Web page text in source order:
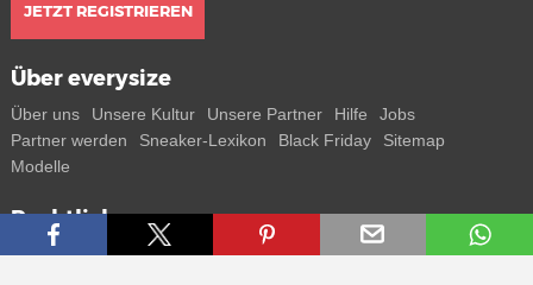
JETZT REGISTRIEREN
Über everysize
Über uns Unsere Kultur Unsere Partner Hilfe
Jobs
Partner werden
Sneaker-Lexikon Black Friday
Sitemap
Modelle
Rechtliches
AGB Datenschutz Impressum Kontakt